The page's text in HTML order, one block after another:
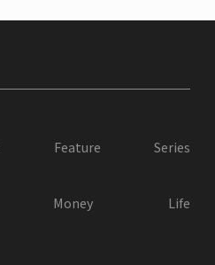
Feature Series
Money Life